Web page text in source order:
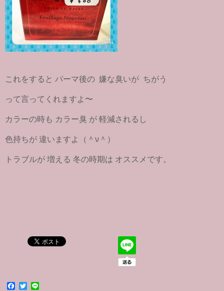
これをすると パーマ後の 嫌な臭いが ちがう
って言ってくれますよ〜
カラーの時も カラー臭 が 軽減されるし
色持ちが 違いますよ（＾ν＾）
トラブルが 増える 冬の時期は オススメです。
T